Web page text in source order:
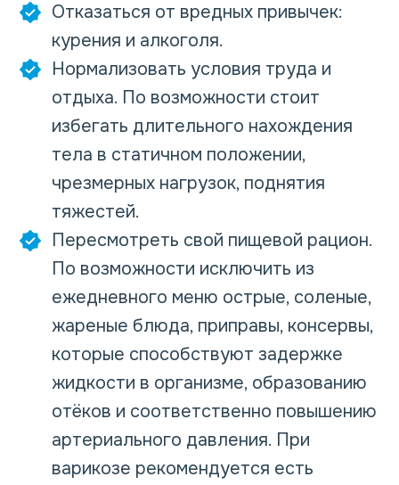
Отказаться от вредных привычек:
курения и алкоголя.
Нормализовать условия труда и
отдыха. По возможности стоит
избегать длительного нахождения
тела в статичном положении,
чрезмерных нагрузок, поднятия
тяжестей.
Пересмотреть свой пищевой рацион.
По возможности исключить из
ежедневного меню острые, соленые,
жареные блюда, приправы, консервы,
которые способствуют задержке
жидкости в организме, образованию
отёков и соответственно повышению
артериального давления. При
варикозе рекомендуется есть